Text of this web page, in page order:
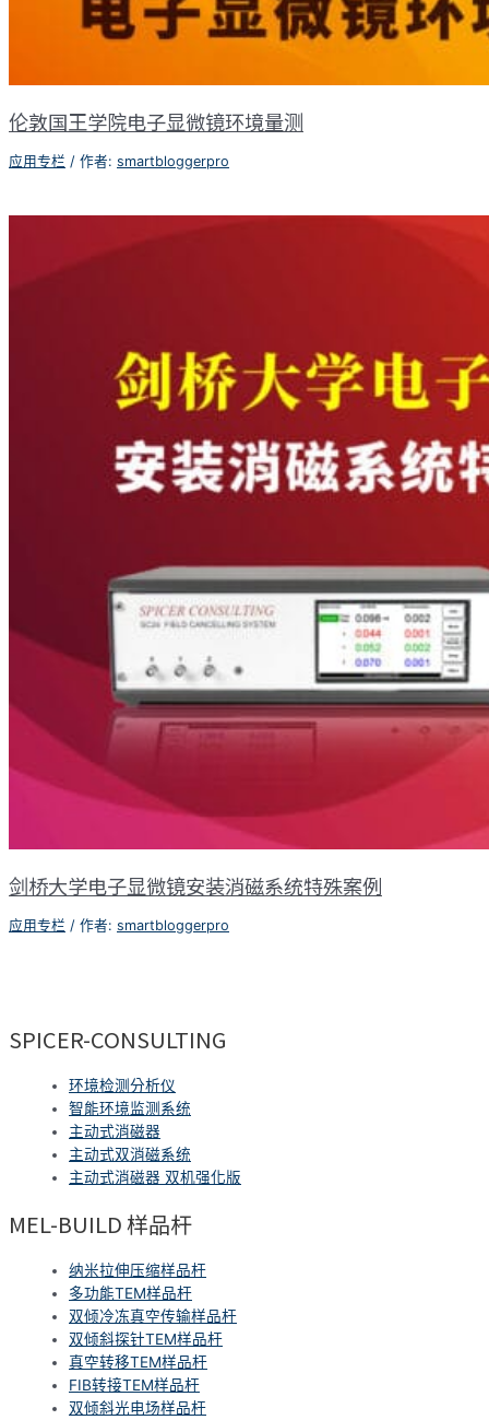
伦敦国王学院电子显微镜环境量测
应用专栏 / 作者: smartbloggerpro
剑桥大学电子显微镜安装消磁系统特殊案例
应用专栏 / 作者: smartbloggerpro
SPICER-CONSULTING
环境检测分析仪
智能环境监测系统
主动式消磁器
主动式双消磁系统
主动式消磁器 双机强化版
MEL-BUILD 样品杆
纳米拉伸压缩样品杆
多功能TEM样品杆
双倾冷冻真空传输样品杆
双倾斜探针TEM样品杆
真空转移TEM样品杆
FIB转接TEM样品杆
双倾斜光电场样品杆